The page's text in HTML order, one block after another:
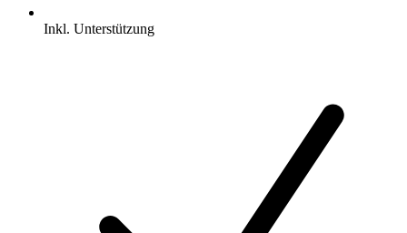
Inkl. Unterstützung